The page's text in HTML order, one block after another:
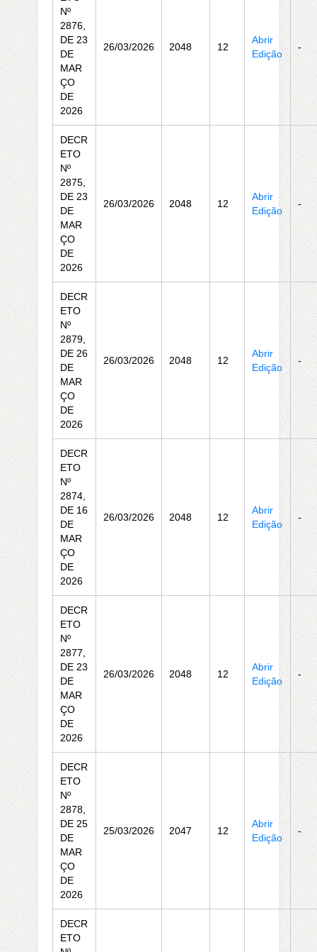
Nº
2876,
DE 23
DE
MAR
ÇO
DE
2026
26/03/2026 2048 12
Abrir
Edição
-
DECR
ETO
Nº
2875,
DE 23
DE
MAR
ÇO
DE
2026
26/03/2026 2048 12
Abrir
Edição
-
DECR
ETO
Nº
2879,
DE 26
DE
MAR
ÇO
DE
2026
26/03/2026 2048 12
Abrir
Edição
-
DECR
ETO
Nº
2874,
DE 16
DE
MAR
ÇO
DE
2026
26/03/2026 2048 12
Abrir
Edição
-
DECR
ETO
Nº
2877,
DE 23
DE
MAR
ÇO
DE
2026
26/03/2026 2048 12
Abrir
Edição
-
DECR
ETO
Nº
2878,
DE 25
DE
MAR
ÇO
DE
2026
25/03/2026 2047 12
Abrir
Edição
-
DECR
ETO